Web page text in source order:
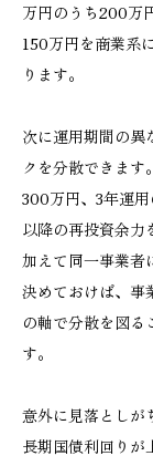
万円のうち200万
150万円を商業系
ります。
次に運用期間の異
クを分散できます
300万円、3年運
以降の再投資余力
加えて同一事業者
決めておけば、事
の軸で分散を図る
す。
意外に見落としが
長期国債利回りが